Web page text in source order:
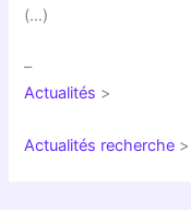
(…)
–
Actualités >
Actualités recherche >